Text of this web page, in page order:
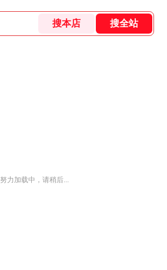
努力加载中，请稍后...